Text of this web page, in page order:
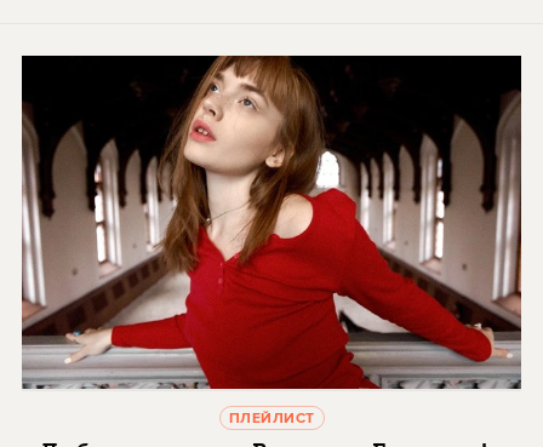
ПЛЕЙЛИСТ